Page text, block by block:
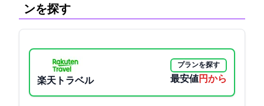
ンを探す
楽天トラベル
プランを探す
最安値8800円から